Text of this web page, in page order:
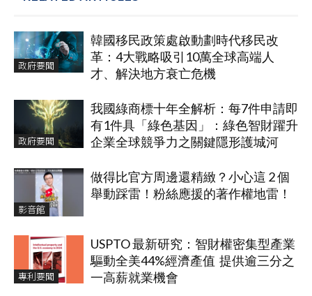
政府要聞
韓國移民政策處啟動劃時代移民改
革：4大戰略吸引10萬全球高端人
才、解決地方衰亡危機
政府要聞
我國綠商標十年全解析：每7件申請即
有1件具「綠色基因」：綠色智財躍升
企業全球競爭力之關鍵隱形護城河
影音館
做得比官方周邊還精緻？小心這 2 個
舉動踩雷！粉絲應援的著作權地雷！
專利要聞
USPTO 最新研究：智財權密集型產業
驅動全美44%經濟產值 提供逾三分之
一高薪就業機會